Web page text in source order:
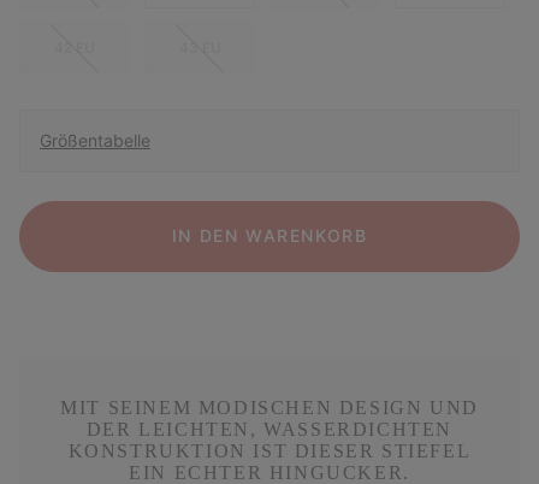
Größentabelle
IN DEN WARENKORB
MIT SEINEM MODISCHEN DESIGN UND
DER LEICHTEN, WASSERDICHTEN
KONSTRUKTION IST DIESER STIEFEL
EIN ECHTER HINGUCKER.